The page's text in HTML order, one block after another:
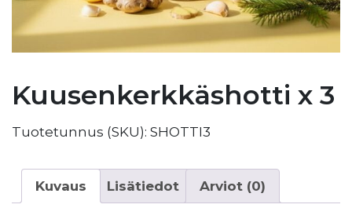
Kuusenkerkkäshotti x 3
Tuotetunnus (SKU): SHOTTI3
Kuvaus Lisätiedot Arviot (0)